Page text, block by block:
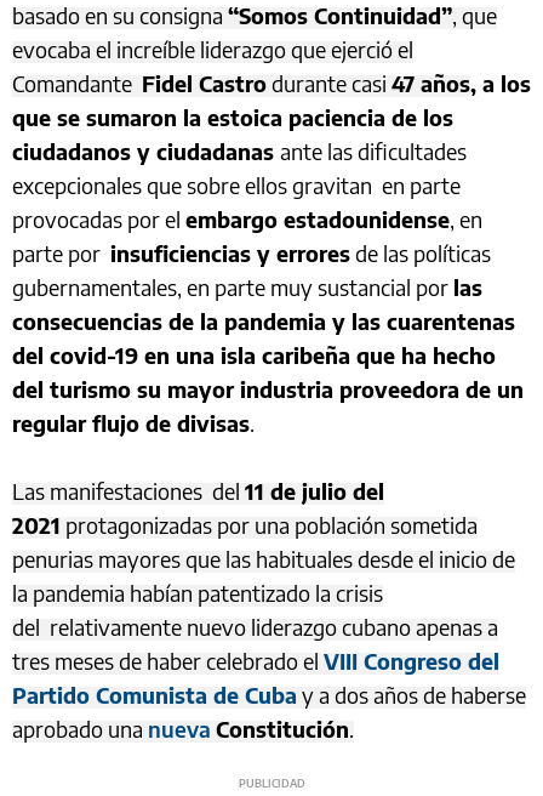
basado en su consigna “Somos Continuidad”, que
evocaba el increíble liderazgo que ejerció el
Comandante Fidel Castrodurante casi 47 años, a los
que se sumaron la estoica paciencia de los
ciudadanos y ciudadanas ante las dificultades
excepcionales que sobre ellos gravitan en parte
provocadas por el embargo estadounidense, en
parte por insuficiencias y erroresde las políticas
gubernamentales, en parte muy sustancial por las
consecuencias de la pandemia y las cuarentenas
del covid-19 en una isla caribeña que ha hecho
del turismo su mayor industria proveedora de un
regular flujo de divisas.
Las manifestaciones del 11 de julio del
2021 protagonizadas por una población sometida
penurias mayores que las habituales desde el inicio de
la pandemia habían patentizado la crisis
del relativamente nuevo liderazgo cubano apenas a
tres meses de haber celebrado el VIII Congreso del
Partido Comunista de Cubay a dos años de haberse
aprobado una nueva Constitución.